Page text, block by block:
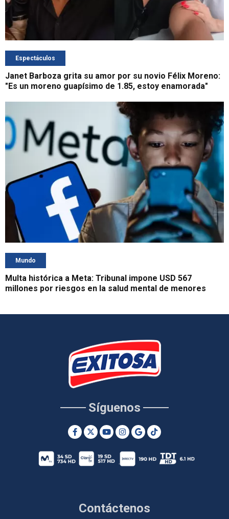
Espectáculos
Janet Barboza grita su amor por su novio Félix Moreno:
"Es un moreno guapísimo de 1.85, estoy enamorada"
Mundo
Multa histórica a Meta: Tribunal impone USD 567
millones por riesgos en la salud mental de menores
Contáctenos
Síguenos